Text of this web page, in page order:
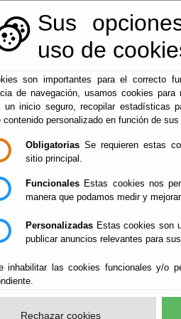
Sus
uso de
son importantes para el correcto
de navegación, usamos cookies
un inicio seguro, recopilar estadísticas
contenido personalizado en función de
Obligatorias Se requieren estas
sitio principal.
Funcionales Estas cookies nos
manera que podamos medir y
Personalizadas Estas cookies son
publicar anuncios relevantes para
inhabilitar las cookies funcionales y/o
Rechazar cookies
950128113 |
Electrónica
Sierra de los Filares, aporta el
a su vez uno de los mejores
tareas extractivas y